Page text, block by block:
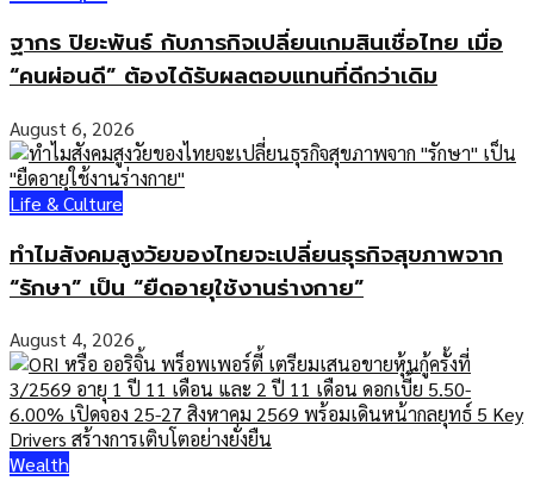
ฐากร ปิยะพันธ์ กับภารกิจเปลี่ยนเกมสินเชื่อไทย เมื่อ
“คนผ่อนดี” ต้องได้รับผลตอบแทนที่ดีกว่าเดิม
August 6, 2026
Life & Culture
ทำไมสังคมสูงวัยของไทยจะเปลี่ยนธุรกิจสุขภาพจาก
“รักษา” เป็น “ยืดอายุใช้งานร่างกาย”
August 4, 2026
Wealth